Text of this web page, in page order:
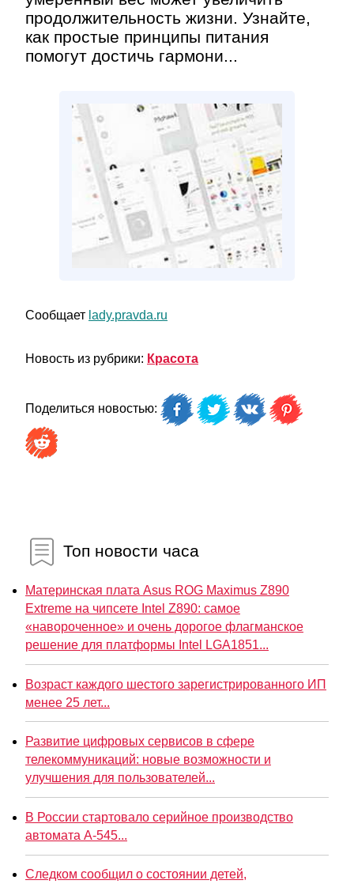
продолжительность жизни. Узнайте,
как простые принципы питания
помогут достичь гармони...
Сообщает lady.pravda.ru
Новость из рубрики: Красота
Поделиться новостью:
Топ новости часа
Материнская плата Asus ROG Maximus Z890
Extreme на чипсете Intel Z890: самое
«навороченное» и очень дорогое флагманское
решение для платформы Intel LGA1851...
Возраст каждого шестого зарегистрированного ИП
менее 25 лет...
Развитие цифровых сервисов в сфере
телекоммуникаций: новые возможности и
улучшения для пользователей...
В России стартовало серийное производство
автомата А-545...
Следком сообщил о состоянии детей,